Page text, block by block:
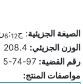
الصيغة الجزيئية: ج 6:12 ن
الوزن الجزيئي: 208.4
رقم القضية: 97-74-5
مواصفات المنتج: